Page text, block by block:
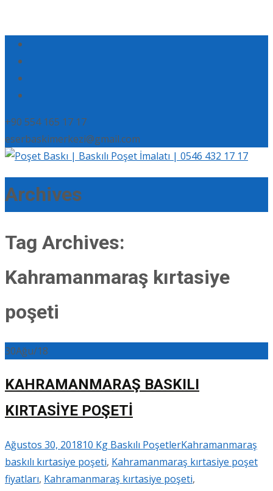
+90 554 165 17 17
eserbaskimerkezi@gmail.com
Archives
Tag Archives:
Kahramanmaraş kırtasiye
poşeti
30Ağu/18
KAHRAMANMARAŞ BASKILI
KIRTASİYE POŞETİ
Ağustos 30, 201810 Kg Baskılı PoşetlerKahramanmaraş
baskılı kırtasiye poşeti, Kahramanmaraş kırtasiye poşet
fiyatları, Kahramanmaraş kırtasiye poşeti,